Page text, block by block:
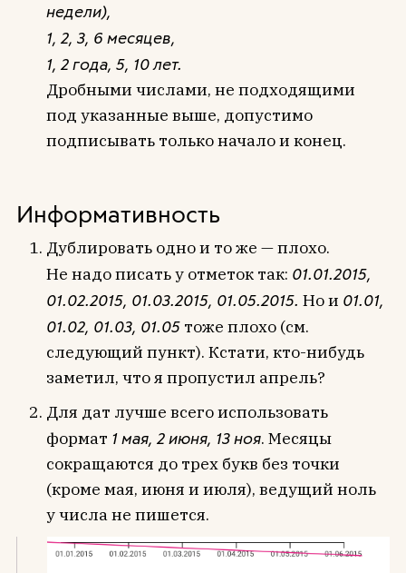
недели),
1, 2, 3, 6 месяцев,
1, 2 года, 5, 10 лет.
Дробными числами, не подходящими
под указанные выше, допустимо
подписывать только начало и конец.
Информативность
Дублировать одно и то же — плохо.
Не надо писать у отметок так: 01.01.2015,
01.02.2015, 01.03.2015, 01.05.2015. Но и 01.01,
01.02, 01.03, 01.05тоже плохо (см.
следующий пункт). Кстати, кто-нибудь
заметил, что я пропустил апрель?
Для дат лучше всего использовать
формат 1 мая, 2 июня, 13 ноя. Месяцы
сокращаются до трех букв без точки
(кроме мая, июня и июля), ведущий ноль
у числа не пишется.